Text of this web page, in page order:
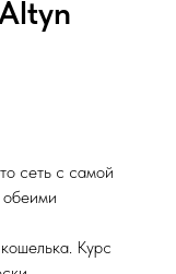
сеть с самой
обеими
Курс